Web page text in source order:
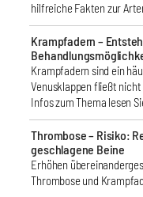
hilfreiche Fakten zur
Krampfadern –
Krampfadern sind ein
Venusklappen fließt
Infos zum Thema lesen
Thrombose – Risiko:
geschlagene Beine
Erhöhen
Thrombose und